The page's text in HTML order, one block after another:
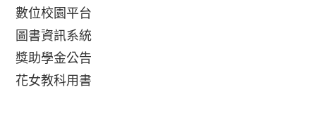
數位校園平台
圖書資訊系統
獎助學金公告
花女教科用書